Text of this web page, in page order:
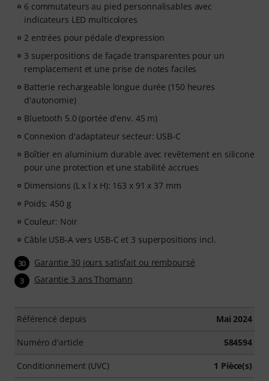
6 commutateurs au pied personnalisables avec
indicateurs LED multicolores
2 entrées pour pédale d'expression
3 superpositions de façade transparentes pour un
remplacement et une prise de notes faciles
Batterie rechargeable longue durée (150 heures
d'autonomie)
Bluetooth 5.0 (portée d'env. 45 m)
Connexion d'adaptateur secteur: USB-C
Boîtier en aluminium durable avec revêtement en silicone
pour une protection et une stabilité accrues
Dimensions (L x l x H): 163 x 91 x 37 mm
Poids: 450 g
Couleur: Noir
Câble USB-A vers USB-C et 3 superpositions incl.
30 Garantie 30 jours satisfait ou remboursé
3 Garantie 3 ans Thomann
Référencé depuis Mai 2024
Numéro d'article 584594
Conditionnement (UVC) 1 Pièce(s)